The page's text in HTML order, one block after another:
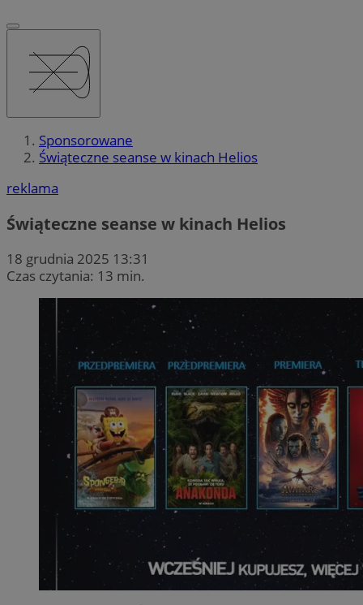
Sponsorowane
Świąteczne seanse w kinach Helios
reklama
Świąteczne seanse w kinach Helios
18 grudnia 2025 13:31
Czas czytania: 13 min.